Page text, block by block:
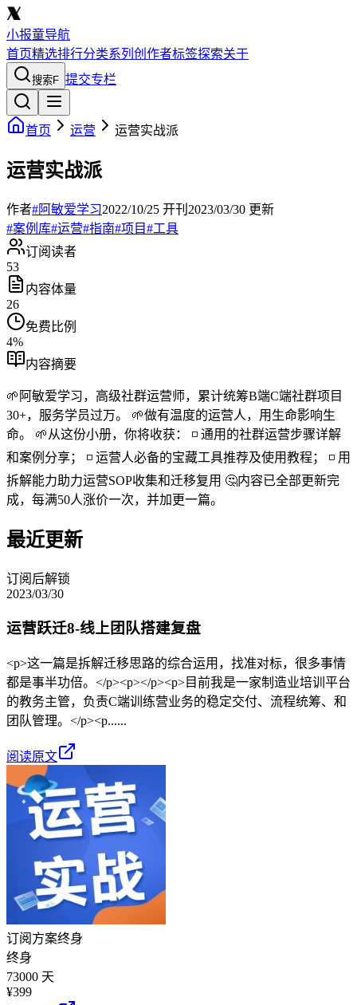
小报童导航
首页精选排行分类系列 创作者标签探索关于
搜索F 提交专栏
首页 运营 运营实战派
运营实战派
作者#阿敏爱学习2022/10/25 开刊 2023/03/30 更新
#案例库#运营#指南#项目#工具
订阅读者
53
内容体量
26
免费比例
4%
内容摘要
🌱阿敏爱学习，高级社群运营师，累计统筹B端C端社群项目
30+，服务学员过万。 🌱做有温度的运营人，用生命影响生
命。 🌱从这份小册，你将收获： ◽ 通用的社群运营步骤详解
和案例分享； ◽ 运营人必备的宝藏工具推荐及使用教程； ◽ 用
拆解能力助力运营SOP收集和迁移复用 🤔内容已全部更新完
成，每满50人涨价一次，并加更一篇。
最近更新
订阅后解锁
2023/03/30
运营跃迁8-线上团队搭建复盘
<p>这一篇是拆解迁移思路的综合运用，找准对标，很多事情
都是事半功倍。</p><p></p><p>目前我是一家制造业培训平台
的教务主管，负责C端训练营业务的稳定交付、流程统筹、和
团队管理。</p><p......
阅读原文
订阅方案终身
终身
73000 天
¥399